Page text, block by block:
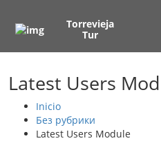
Torrevieja
Tur
Latest Users
Inicio
Без рубрики
Latest Users Module